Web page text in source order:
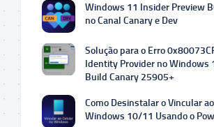
Windows 11 Insider Preview
no Canal Canary e Dev
Solução para o Erro
Identity Provider no Windows
Build Canary 25905+
Como Desinstalar o Vincular
Windows 10/11 Usando o